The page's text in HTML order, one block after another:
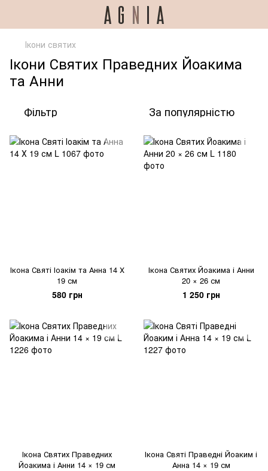
Ікони святих
Ікони Святих Праведних Йоакима
та Анни
Фільтр За популярністю
Ікона Святі Іоакім та Анна 14 Х
19 см
580 грн
Ікона Святих Йоакима і Анни
20 × 26 см
1 250 грн
Ікона Святих Праведних
Йоакима і Анни 14 × 19 см
Ікона Святі Праведні Йоаким і
Анна 14 × 19 см